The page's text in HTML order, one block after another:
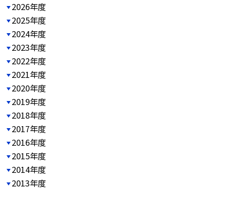
2026年度
2025年度
2024年度
2023年度
2022年度
2021年度
2020年度
2019年度
2018年度
2017年度
2016年度
2015年度
2014年度
2013年度